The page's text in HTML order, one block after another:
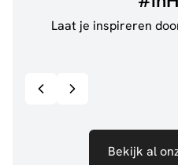
Laat je inspireren
Bekijk al